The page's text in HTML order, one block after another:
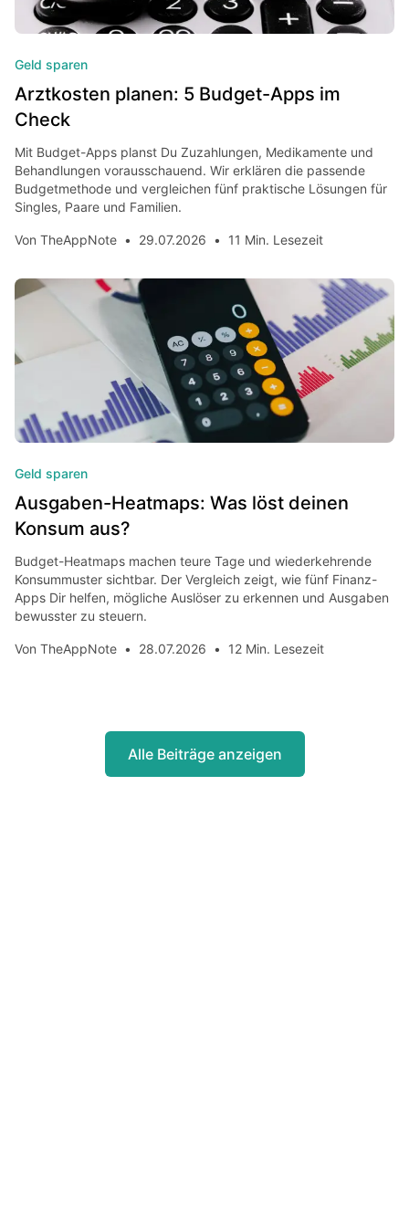
Geld sparen
Arztkosten planen: 5 Budget-Apps im
Check
Mit Budget-Apps planst Du Zuzahlungen, Medikamente und
Behandlungen vorausschauend. Wir erklären die passende
Budgetmethode und vergleichen fünf praktische Lösungen für
Singles, Paare und Familien.
Von TheAppNote • 29.07.2026 • 11 Min. Lesezeit
Geld sparen
Ausgaben-Heatmaps: Was löst deinen
Konsum aus?
Budget-Heatmaps machen teure Tage und wiederkehrende
Konsummuster sichtbar. Der Vergleich zeigt, wie fünf Finanz-
Apps Dir helfen, mögliche Auslöser zu erkennen und Ausgaben
bewusster zu steuern.
Von TheAppNote • 28.07.2026 • 12 Min. Lesezeit
Alle Beiträge anzeigen